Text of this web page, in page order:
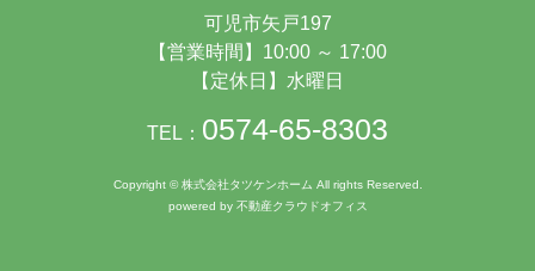
可児市矢戸197
【営業時間】10:00 ～ 17:00
【定休日】水曜日
TEL： 0574-65-8303
Copyright © 株式会社タツケンホーム All rights Reserved.
powered by 不動産クラウドオフィス